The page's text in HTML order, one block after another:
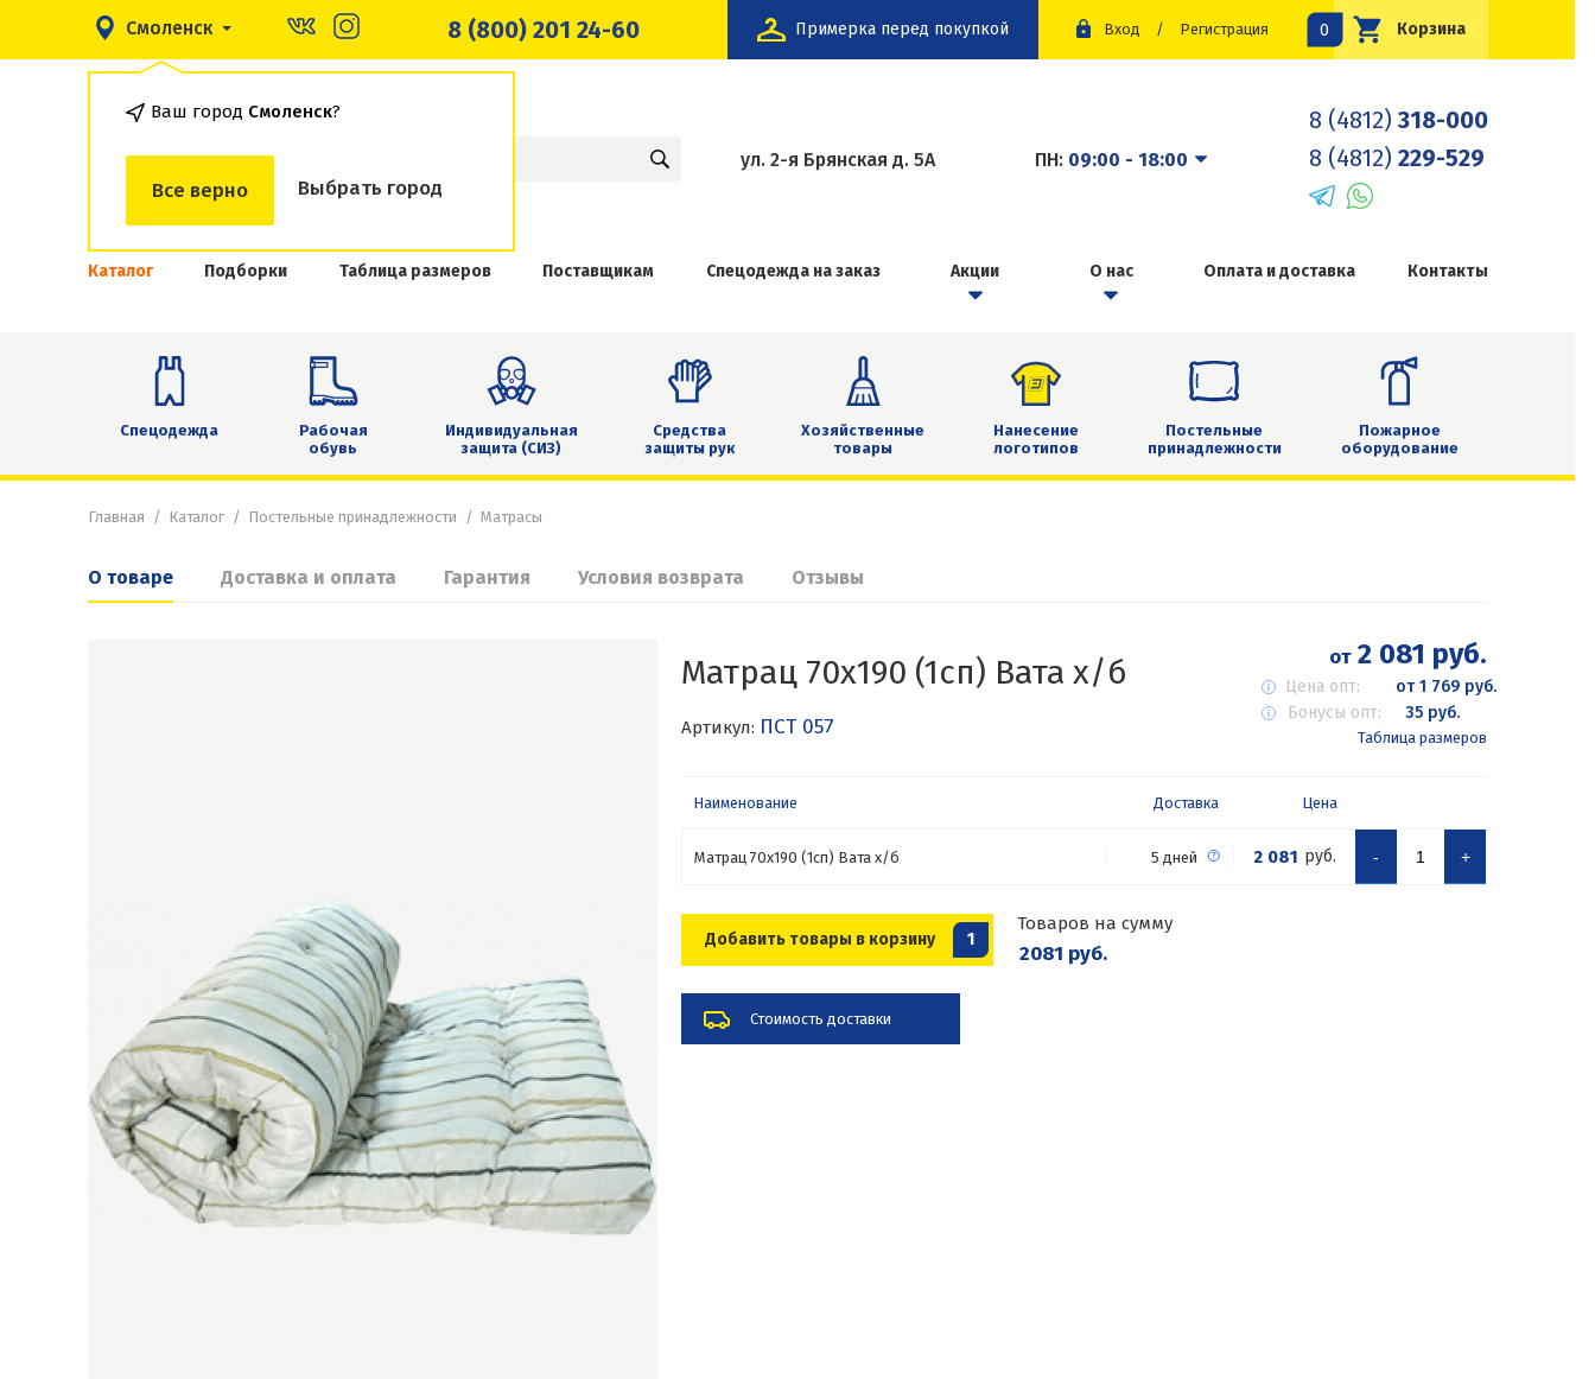
Смоленск
Ваш город Смоленск?
Все верно Выбрать город
8 (800) 201 24-60 Примерка перед покупкой Вход / Регистрация Корзина
0
ул. 2-я Брянская д. 5А ПН: 09:00 - 18:00
8 (4812) 318-000
8 (4812) 229-529
Каталог Подборки Таблица размеров Поставщикам Спецодежда на заказ Акции О нас Оплата и доставка Контакты
Спецодежда
Рабочая
обувь
Индивидуальная
защита (СИЗ)
Средства
защиты рук
Хозяйственные
товары
Нанесение
логотипов
Постельные
принадлежности
Пожарное
оборудование
Главная Каталог Постельные принадлежности Матрасы
О товаре Доставка и оплата Гарантия Условия возврата Отзывы
Матрац 70х190 (1сп) Вата х/б
Артикул: ПСТ 057
от2 081 руб.
Цена опт:
от 1 769 руб.
Бонусы опт:
35 руб.
Таблица размеров
Наименование Доставка Цена
Матрац 70х190 (1сп) Вата х/б 5 дней 2 081 руб. - +
Добавить товары в корзину 1
Товаров на сумму
2081 руб.
Стоимость доставки